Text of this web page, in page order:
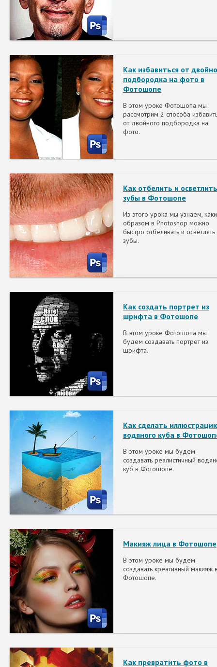
Как избавиться от
подбородка на фото в
Фотошопе
В этом уроке Фотошопа мы
рассмотрим 2 способа
от двойного подбородка на
фото.
Как отбелить и осветлить
зубы в Фотошопе
Из этого урока мы узнаем,
образом в Photoshop можно
быстро отбеливать и осветлять
зубы.
Как создать портрет из
шрифта в Фотошопе
В этом уроке Фотошопа мы
будем создавать портрет из
шрифта.
Как сделать
водяного куба в
В этом уроке мы будем
создавать реалистичный
куб в Фотошопе.
Макияж лица в Фотошопе
В этом уроке мы будем
создавать креативный макияж
Фотошопе.
Как превратить фото в